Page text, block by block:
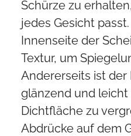
Schürze zu
jedes Gesicht
Innenseite der
Textur, um
Andererseits ist der
glänzend und
Dichtfläche zu
Abdrücke auf dem